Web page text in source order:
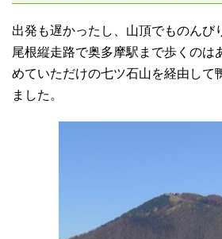
出発も遅かったし、山頂でものんび
尾根縦走路で奥多摩駅まで歩くのは
めていただけの七ツ石山を経由して
ました。